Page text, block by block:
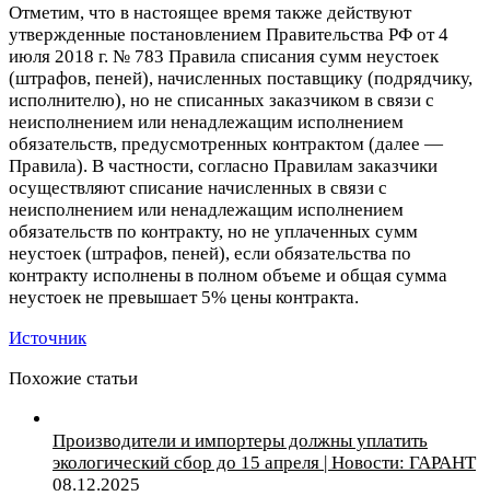
Отметим, что в настоящее время также действуют
утвержденные постановлением Правительства РФ от 4
июля 2018 г. № 783 Правила списания сумм неустоек
(штрафов, пеней), начисленных поставщику (подрядчику,
исполнителю), но не списанных заказчиком в связи с
неисполнением или ненадлежащим исполнением
обязательств, предусмотренных контрактом (далее —
Правила). В частности, согласно Правилам заказчики
осуществляют списание начисленных в связи с
неисполнением или ненадлежащим исполнением
обязательств по контракту, но не уплаченных сумм
неустоек (штрафов, пеней), если обязательства по
контракту исполнены в полном объеме и общая сумма
неустоек не превышает 5% цены контракта.
Источник
Похожие статьи
Производители и импортеры должны уплатить
экологический сбор до 15 апреля | Новости: ГАРАНТ
08.12.2025